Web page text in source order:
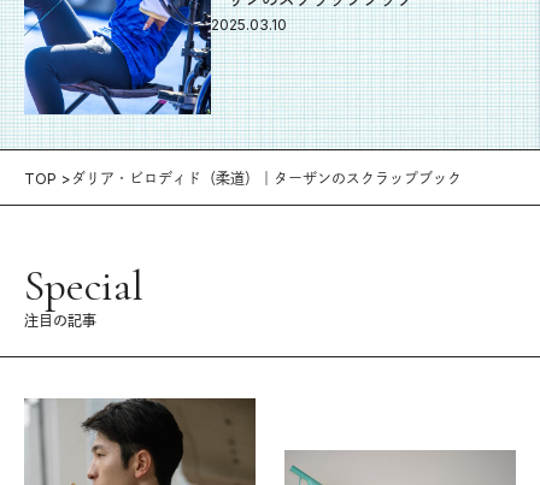
2025.03.10
TOP ダリア・ビロディド（柔道）｜ターザンのスクラップブック
Special
注目の記事